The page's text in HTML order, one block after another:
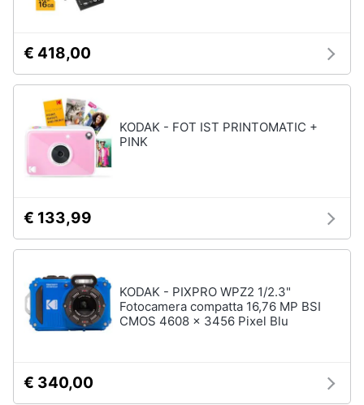
€ 418,00
KODAK - FOT IST PRINTOMATIC +
PINK
€ 133,99
KODAK - PIXPRO WPZ2 1/2.3"
Fotocamera compatta 16,76 MP BSI
CMOS 4608 x 3456 Pixel Blu
€ 340,00